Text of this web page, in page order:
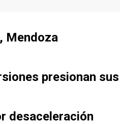
Mendoza
presionan
desaceleración